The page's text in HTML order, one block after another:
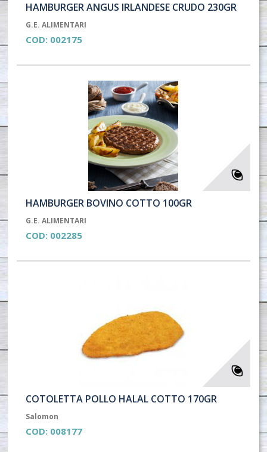
HAMBURGER ANGUS IRLANDESE CRUDO 230GR
G.E. ALIMENTARI
COD: 002175
HAMBURGER BOVINO COTTO 100GR
G.E. ALIMENTARI
COD: 002285
COTOLETTA POLLO HALAL COTTO 170GR
Salomon
COD: 008177